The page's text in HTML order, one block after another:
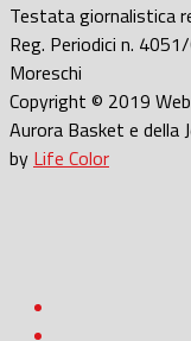
Testata giornalistica
Reg. Periodici n.
Moreschi
Copyright © 2019
Aurora Basket e della
by Life Color